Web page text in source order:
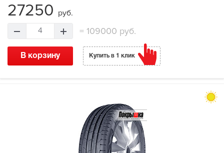
27250 руб.
4 = 109000 руб.
В корзину Купить в 1 клик